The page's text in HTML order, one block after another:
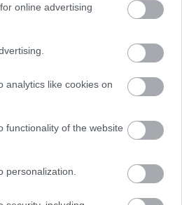
online advertising
analytics like cookies on
functionality of the website
personalization.